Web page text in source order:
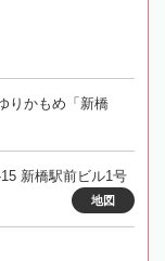
りかもめ「新橋
新橋駅前ビル1号
地図